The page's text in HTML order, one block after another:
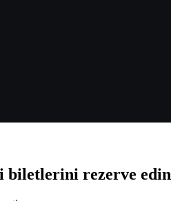
biletlerini rezerve edin